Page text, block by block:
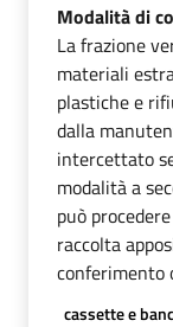
Modalità di
La frazione
materiali
plastiche e
dalla
intercettato
modalità a
può
raccolta
conferimento
cassette e